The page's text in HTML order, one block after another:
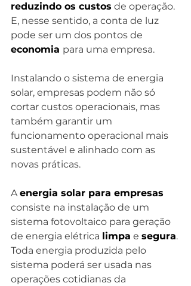
reduzindo os custos de operação.
E, nesse sentido, a conta de luz
pode ser um dos pontos de
economia para uma empresa.
Instalando o sistema de energia
solar, empresas podem não só
cortar custos operacionais, mas
também garantir um
funcionamento operacional mais
sustentável e alinhado com as
novas práticas.
A energia solar para empresas
consiste na instalação de um
sistema fotovoltaico para geração
de energia elétrica limpa e segura.
Toda energia produzida pelo
sistema poderá ser usada nas
operações cotidianas da